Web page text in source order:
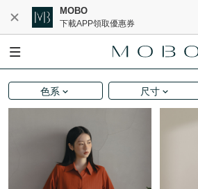
MOBO
下載APP領取優惠券
色系 尺寸